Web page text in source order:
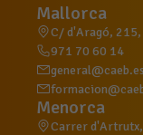
Mallorca
C/ d'Aragó,
971 70 60 14
general@caeb.es
Menorca
Carrer